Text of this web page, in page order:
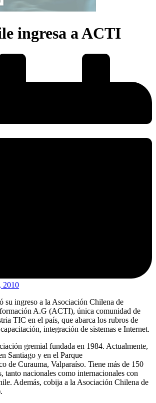
ingresa a ACTI
2010
ingreso a la Asociación Chilena de
A.G (ACTI), única comunidad de
TIC en el país, que abarca los rubros de
integración de sistemas e Internet.
gremial fundada en 1984. Actualmente,
Santiago y en el Parque
de Curauma, Valparaíso. Tiene más de 150
tanto nacionales como internacionales con
Además, cobija a la Asociación Chilena de